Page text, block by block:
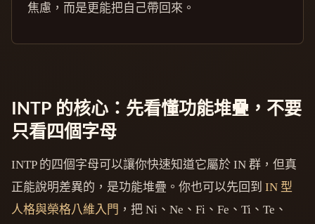
焦慮，而是更能把自己帶回來。
INTP 的核心：先看懂功能堆疊，不要
只看四個字母
INTP 的四個字母可以讓你快速知道它屬於 IN 群，但真
正能說明差異的，是功能堆疊。你也可以先回到 IN 型
人格與榮格八維入門 ，把 Ni、Ne、Fi、Fe、Ti、Te、